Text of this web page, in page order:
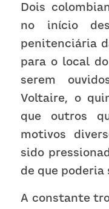
Dois
no início
penitenciária
para o local
serem
Voltaire, o
que outros
motivos
sido
de que poderia
A constante